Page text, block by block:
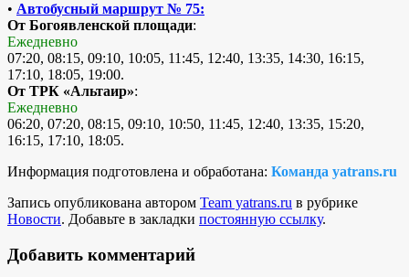
• Автобусный маршрут № 75:
От Богоявленской площади:
Ежедневно
07:20, 08:15, 09:10, 10:05, 11:45, 12:40, 13:35, 14:30, 16:15,
17:10, 18:05, 19:00.
От ТРК «Альтаир»:
Ежедневно
06:20, 07:20, 08:15, 09:10, 10:50, 11:45, 12:40, 13:35, 15:20,
16:15, 17:10, 18:05.
Информация подготовлена и обработана: Команда yatrans.ru
Запись опубликована автором Team yatrans.ru в рубрике
Новости. Добавьте в закладки постоянную ссылку.
Добавить комментарий